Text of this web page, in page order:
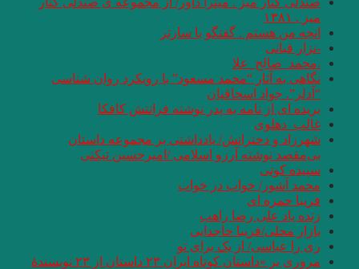
میز . ۱۳۸۱
انچه من هستم . گفتگو با سارتر
-نزار قبانی
.محمد_صالح_علا
نگاهی به آثار “محمد مسعود” با رویکرد روان شناسی
“آدلر”. جواد اسحاقیان
بریده ای از نامه به پدر نوشته فرانتش کافکا
غالب_دهلوی
شهرزاد و دخترانش/ یادداشتی بر مجموعه داستان
بی‌مقصد نوشته آرزو اسلامی /امیرحسین تیکنی
سپیده کوتی
محمد آشور/ خواب در خواب
فریبا حمزه ای
زنده یاد علی رضا راهب
بازار محلی/فریبا حاج‏دایی
ری را عباسی/ از یک برای تو
مروری بر «داستان کوتاه ایران ۲۳ داستان از ۲۳ نویسندهٔ